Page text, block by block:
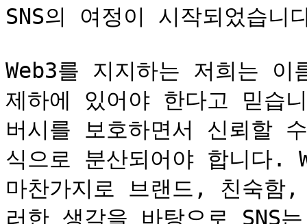
SNS의 여정이 시작되었습니
Web3를 지지하는 저희는
제하에 있어야 한다고 믿습
버시를 보호하면서 신뢰할
식으로 분산되어야 합니다.
마찬가지로 브랜드, 친숙함
러한 생각을 바탕으로 SNS